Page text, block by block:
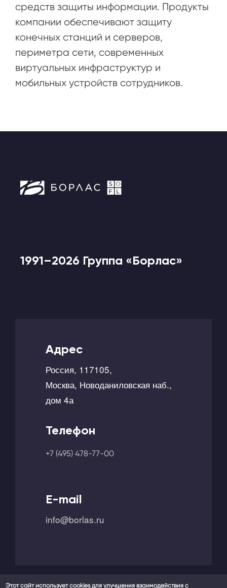
средств защиты информации. Продукты
компании обеспечивают защиту
конечных станций и серверов,
периметра сети, современных
виртуальных инфраструктур и
мобильных устройств сотрудников.
1991–2026 Группа «Борлас»
Адрес
Россия, 117105,
Москва, Новоданиловская наб.,
дом 4а
Телефон
+7 (495) 478-77-00
E-mail
info@borlas.ru
Этот сайт использует cookies для улучшения взаимодействия с